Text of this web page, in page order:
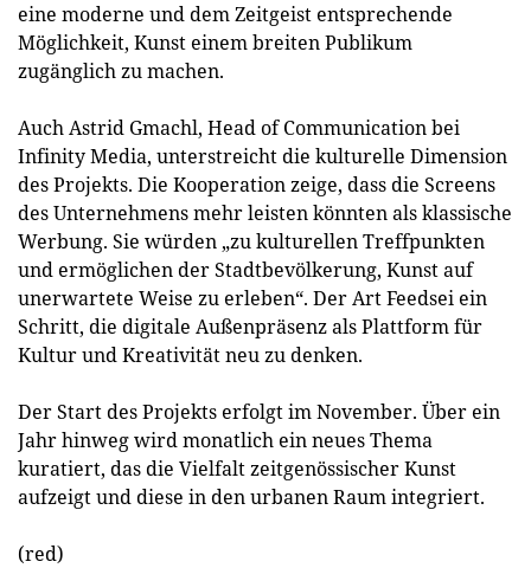
eine moderne und dem Zeitgeist entsprechende
Möglichkeit, Kunst einem breiten Publikum
zugänglich zu machen.
Auch Astrid Gmachl, Head of Communication bei
Infinity Media, unterstreicht die kulturelle Dimension
des Projekts. Die Kooperation zeige, dass die Screens
des Unternehmens mehr leisten könnten als klassische
Werbung. Sie würden „zu kulturellen Treffpunkten
und ermöglichen der Stadtbevölkerung, Kunst auf
unerwartete Weise zu erleben“. Der Art Feedsei ein
Schritt, die digitale Außenpräsenz als Plattform für
Kultur und Kreativität neu zu denken.
Der Start des Projekts erfolgt im November. Über ein
Jahr hinweg wird monatlich ein neues Thema
kuratiert, das die Vielfalt zeitgenössischer Kunst
aufzeigt und diese in den urbanen Raum integriert.
(red)